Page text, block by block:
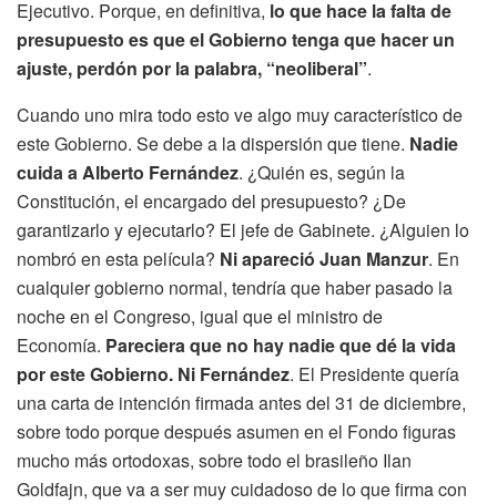
Ejecutivo. Porque, en definitiva, lo que hace la falta de
presupuesto es que el Gobierno tenga que hacer un
ajuste, perdón por la palabra, “neoliberal”.
Cuando uno mira todo esto ve algo muy característico de
este Gobierno. Se debe a la dispersión que tiene. Nadie
cuida a Alberto Fernández. ¿Quién es, según la
Constitución, el encargado del presupuesto? ¿De
garantizarlo y ejecutarlo? El jefe de Gabinete. ¿Alguien lo
nombró en esta película? Ni apareció Juan Manzur. En
cualquier gobierno normal, tendría que haber pasado la
noche en el Congreso, igual que el ministro de
Economía. Pareciera que no hay nadie que dé la vida
por este Gobierno. Ni Fernández. El Presidente quería
una carta de intención firmada antes del 31 de diciembre,
sobre todo porque después asumen en el Fondo figuras
mucho más ortodoxas, sobre todo el brasileño Ilan
Goldfajn, que va a ser muy cuidadoso de lo que firma con